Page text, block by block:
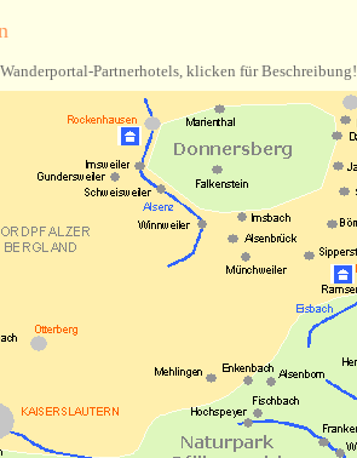
Partnerhotels, klicken für Beschreibung!